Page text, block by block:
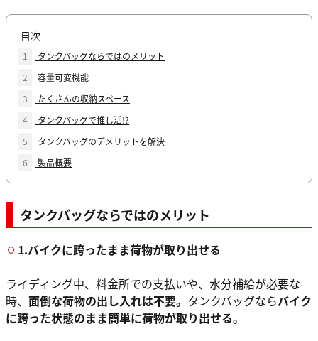
目次
1
タンクバッグならではのメリット
2
容量可変機能
3
たくさんの収納スペース
4
タンクバッグで推し活!?
5
タンクバッグのデメリットを解決
6
製品概要
タンクバッグならではのメリット
1.バイクに跨ったまま荷物が取り出せる
ライディング中、料金所での支払いや、水分補給が必要な
時、 面倒な荷物の出し入れは不要。 タンクバッグならバイク
に跨った状態のまま簡単に荷物が取り出せる。